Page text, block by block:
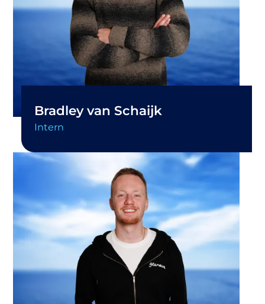
Bradley van Schaijk
Intern